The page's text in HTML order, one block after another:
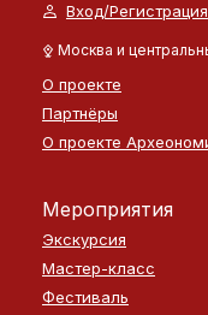
Вход/Регистрация
Москва и
О проекте
Партнёры
О проекте
Мероприятия
Экскурсия
Мастер-класс
Фестиваль